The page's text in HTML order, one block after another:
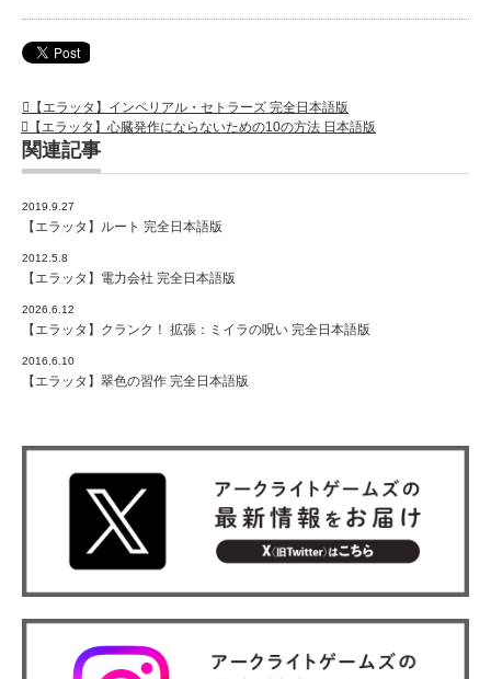
【エラッタ】インペリアル・セトラーズ 完全日本語版
【エラッタ】心臓発作にならないための10の方法 日本語版
関連記事
2019.9.27
【エラッタ】ルート 完全日本語版
2012.5.8
【エラッタ】電力会社 完全日本語版
2026.6.12
【エラッタ】クランク！ 拡張：ミイラの呪い 完全日本語版
2016.6.10
【エラッタ】翠色の習作 完全日本語版